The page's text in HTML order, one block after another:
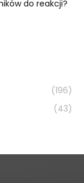
do reakcji?
(196)
(43)